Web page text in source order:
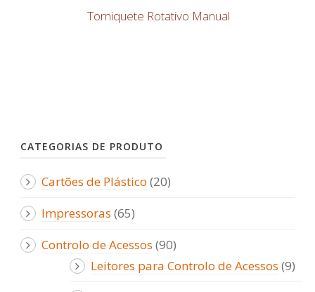
Torniquete Rotativo Manual
CATEGORIAS DE PRODUTO
Cartões de Plástico (20)
Impressoras (65)
Controlo de Acessos (90)
Leitores para Controlo de Acessos (9)